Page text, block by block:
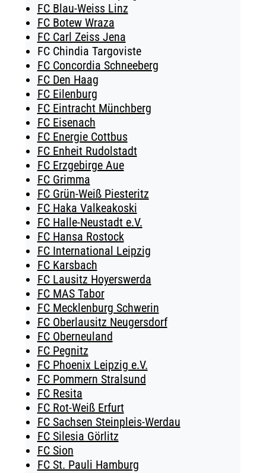
FC Blau-Weiss Linz
FC Botew Wraza
FC Carl Zeiss Jena
FC Chindia Targoviste
FC Concordia Schneeberg
FC Den Haag
FC Eilenburg
FC Eintracht Münchberg
FC Eisenach
FC Energie Cottbus
FC Enheit Rudolstadt
FC Erzgebirge Aue
FC Grimma
FC Grün-Weiß Piesteritz
FC Haka Valkeakoski
FC Halle-Neustadt e.V.
FC Hansa Rostock
FC International Leipzig
FC Karsbach
FC Lausitz Hoyerswerda
FC MAS Tabor
FC Mecklenburg Schwerin
FC Oberlausitz Neugersdorf
FC Oberneuland
FC Pegnitz
FC Phoenix Leipzig e.V.
FC Pommern Stralsund
FC Resita
FC Rot-Weiß Erfurt
FC Sachsen Steinpleis-Werdau
FC Silesia Görlitz
FC Sion
FC St. Pauli Hamburg